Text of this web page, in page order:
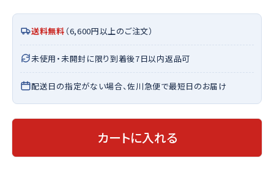
送料無料 （6,600円以上のご注文）
未使用・未開封に限り到着後7日以内返品可
配送日の指定がない場合、佐川急便で最短日のお届け
カートに入れる